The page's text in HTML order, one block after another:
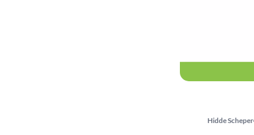
Hidde Scheper